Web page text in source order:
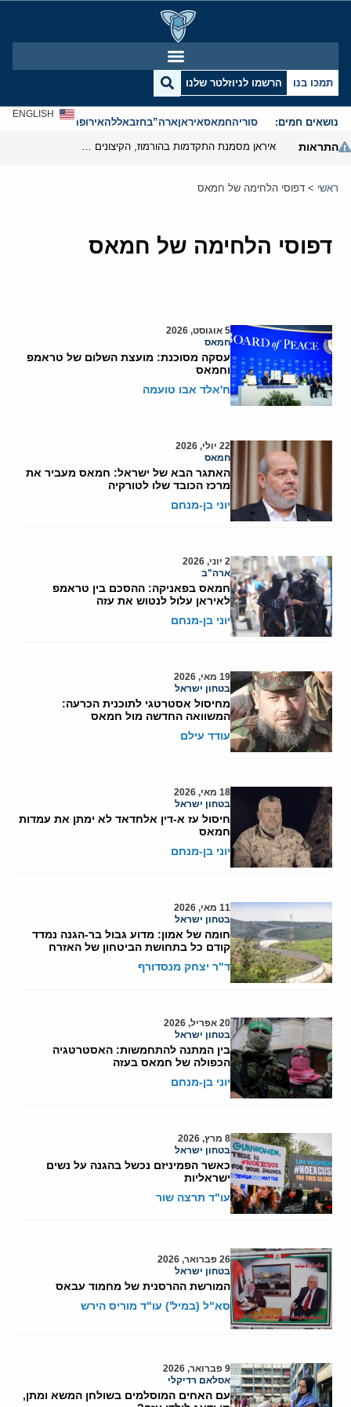
תמכו בנו הרשמו לניוזלטר שלנו
נושאים חמים: סוריהחמאסאיראןארה”בחזבאללהאירופהאנטישמיות
ENGLISH
התראות
ראשי > דפוסי הלחימה של חמאס
דפוסי הלחימה של חמאס
5 אוגוסט, 2026
חמאס
עסקה מסוכנת: מועצת השלום של טראמפ
וחמאס
ח'אלד אבו טועמה
22 יולי, 2026
חמאס
האתגר הבא של ישראל: חמאס מעביר את
מרכז הכובד שלו לטורקיה
יוני בן-מנחם
2 יוני, 2026
ארה"ב
חמאס בפאניקה: ההסכם בין טראמפ
לאיראן עלול לנטוש את עזה
יוני בן-מנחם
19 מאי, 2026
בטחון ישראל
מחיסול אסטרטגי לתוכנית הכרעה:
המשוואה החדשה מול חמאס
עודד עילם
18 מאי, 2026
בטחון ישראל
חיסול עז א-דין אלחדאד לא ימתן את עמדות
חמאס
יוני בן-מנחם
11 מאי, 2026
בטחון ישראל
חומה של אמון: מדוע גבול בר-הגנה נמדד
קודם כל בתחושת הביטחון של האזרח
ד"ר יצחק מנסדורף
20 אפריל, 2026
בטחון ישראל
בין המתנה להתחמשות: האסטרטגיה
הכפולה של חמאס בעזה
יוני בן-מנחם
8 מרץ, 2026
בטחון ישראל
כאשר הפמיניזם נכשל בהגנה על נשים
ישראליות
עו"ד תרצה שור
26 פברואר, 2026
בטחון ישראל
המורשת ההרסנית של מחמוד עבאס
סא"ל (במיל') עו"ד מוריס הירש
9 פברואר, 2026
אסלאם רדיקלי
עם האחים המוסלמים בשולחן המשא ומתן,